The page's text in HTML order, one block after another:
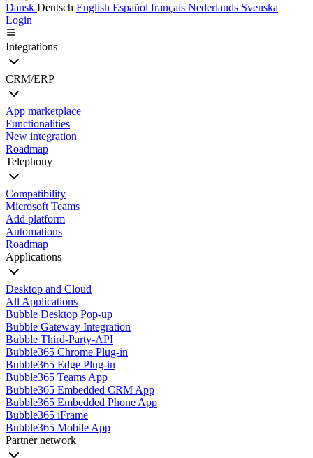
Dansk Deutsch English Español français Nederlands Svenska
Login
Integrations
CRM/ERP
App marketplace
Functionalities
New integration
Roadmap
Telephony
Compatibility
Microsoft Teams
Add platform
Automations
Roadmap
Applications
Desktop and Cloud
All Applications
Bubble Desktop Pop-up
Bubble Gateway Integration
Bubble Third-Party-API
Bubble365 Chrome Plug-in
Bubble365 Edge Plug-in
Bubble365 Teams App
Bubble365 Embedded CRM App
Bubble365 Embedded Phone App
Bubble365 iFrame
Bubble365 Mobile App
Partner network